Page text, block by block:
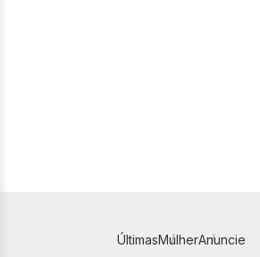
ÚltimasMulherAnuncie